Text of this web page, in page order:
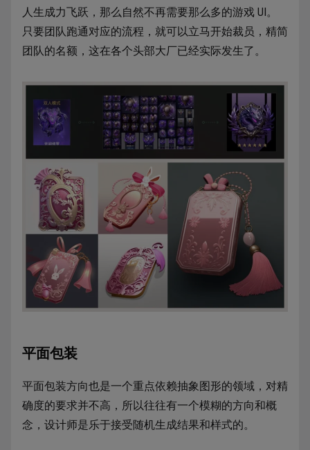
人生成力飞跃，那么自然不再需要那么多的游戏 UI。
只要团队跑通对应的流程，就可以立马开始裁员，精简
团队的名额，这在各个头部大厂已经实际发生了。
平面包装
平面包装方向也是一个重点依赖抽象图形的领域，对精
确度的要求并不高，所以往往有一个模糊的方向和概
念，设计师是乐于接受随机生成结果和样式的。